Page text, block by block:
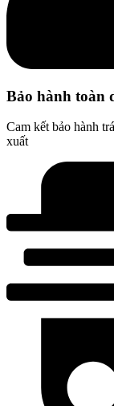
Bảo hành toàn
Cam kết bảo hành
xuất